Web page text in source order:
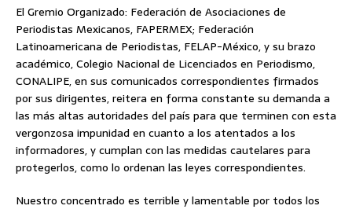
El Gremio Organizado: Federación de Asociaciones de
Periodistas Mexicanos, FAPERMEX; Federación
Latinoamericana de Periodistas, FELAP-México, y su brazo
académico, Colegio Nacional de Licenciados en Periodismo,
CONALIPE, en sus comunicados correspondientes firmados
por sus dirigentes, reitera en forma constante su demanda a
las más altas autoridades del país para que terminen con esta
vergonzosa impunidad en cuanto a los atentados a los
informadores, y cumplan con las medidas cautelares para
protegerlos, como lo ordenan las leyes correspondientes.
Nuestro concentrado es terrible y lamentable por todos los